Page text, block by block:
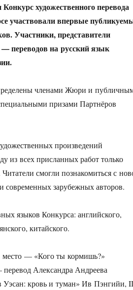
художественного перевода
участвовали впервые
Участники, представители
— переводов на русский язык
членами Жюри и
призами Партнёров
произведений
из всех присланных работ только
смогли познакомиться с
современных зарубежных авторов.
языков Конкурса: английского,
китайского.
место — «Кого ты кормишь?»
Александра Андреева
Уэсан: кровь и туман» Ив Пэнгийи,